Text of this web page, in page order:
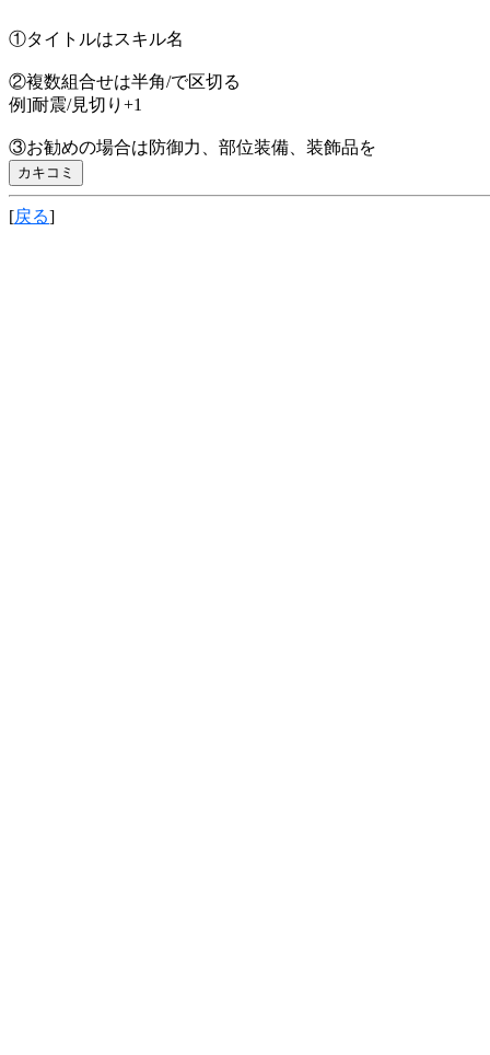
①タイトルはスキル名
②複数組合せは半角/で区切る
例]耐震/見切り+1
③お勧めの場合は防御力、部位装備、装飾品を
[戻る]